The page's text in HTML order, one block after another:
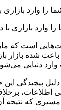
وارد بازاری
است که
شده بازار
دنیایی
دلیل پیچیدگی
اطلاعات،
که نتیجه